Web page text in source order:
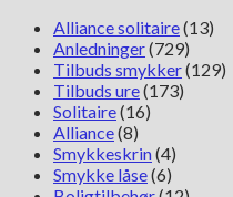
Alliance solitaire(13)
Anledninger(729)
Tilbuds smykker(129)
Tilbuds ure(173)
Solitaire(16)
Alliance(8)
Smykkeskrin(4)
Smykke låse(6)